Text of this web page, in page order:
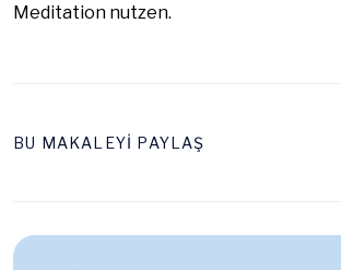
Meditation nutzen.
BU MAKALEYİ PAYLAŞ